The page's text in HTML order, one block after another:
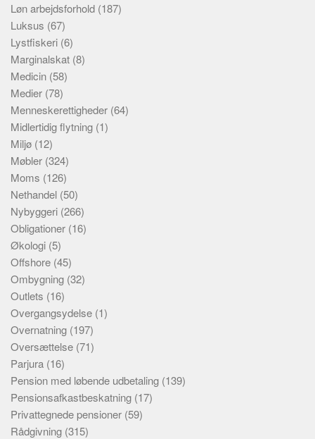
Løn arbejdsforhold (187)
Luksus (67)
Lystfiskeri (6)
Marginalskat (8)
Medicin (58)
Medier (78)
Menneskerettigheder (64)
Midlertidig flytning (1)
Miljø (12)
Møbler (324)
Moms (126)
Nethandel (50)
Nybyggeri (266)
Obligationer (16)
Økologi (5)
Offshore (45)
Ombygning (32)
Outlets (16)
Overgangsydelse (1)
Overnatning (197)
Oversættelse (71)
Parjura (16)
Pension med løbende udbetaling (139)
Pensionsafkastbeskatning (17)
Privattegnede pensioner (59)
Rådgivning (315)